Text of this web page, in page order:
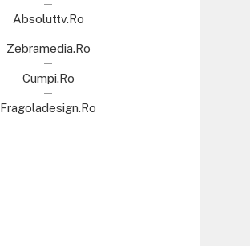
Absoluttv.ro
Zebramedia.ro
Cumpi.ro
Fragoladesign.ro